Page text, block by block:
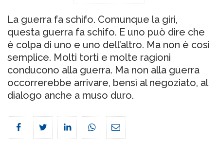
La guerra fa schifo. Comunque la giri,
questa guerra fa schifo. E uno può dire che
è colpa di uno e uno dell’altro. Ma non è così
semplice. Molti torti e molte ragioni
conducono alla guerra. Ma non alla guerra
occorrerebbe arrivare, bensì al negoziato, al
dialogo anche a muso duro.